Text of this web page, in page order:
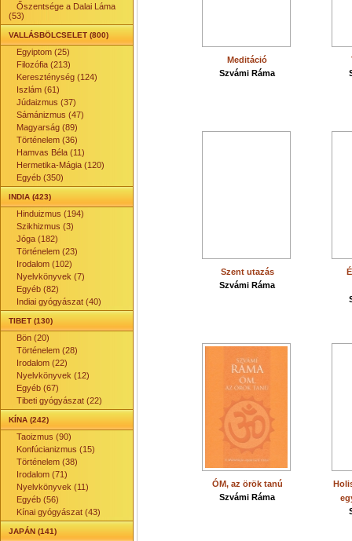
Őszentsége a Dalai Láma
(53)
VALLÁSBÖLCSELET (800)
Egyiptom (25)
Filozófia (213)
Kereszténység (124)
Iszlám (61)
Júdaizmus (37)
Sámánizmus (47)
Magyarság (89)
Történelem (36)
Hamvas Béla (11)
Hermetika-Mágia (120)
Egyéb (350)
INDIA (423)
Hinduizmus (194)
Szikhizmus (3)
Jóga (182)
Történelem (23)
Irodalom (102)
Nyelvkönyvek (7)
Egyéb (82)
Indiai gyógyászat (40)
TIBET (130)
Bön (20)
Történelem (28)
Irodalom (22)
Nyelvkönyvek (12)
Egyéb (67)
Tibeti gyógyászat (22)
KÍNA (242)
Taoizmus (90)
Konfúcianizmus (15)
Történelem (38)
Irodalom (71)
Nyelvkönyvek (11)
Egyéb (56)
Kínai gyógyászat (43)
JAPÁN (141)
Meditáció
Szvámi Ráma
Szent utazás
Szvámi Ráma
ÓM, az örök tanú
Szvámi Ráma